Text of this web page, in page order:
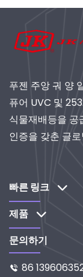
푸젠 주앙 궈 양
퓨어 UVC 및
식물재배등을 공
인증을 갖춘 글
빠른 링크
제품
문의하기
 86